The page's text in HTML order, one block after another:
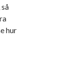
hur